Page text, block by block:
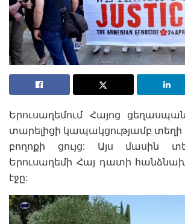
Երուսաղեմում Հայոց
տարելիցի կապակցությամբ տեղի
բողոքի ցույց: Այս մասին
Երուսաղեմի Հայ դատի
էջը: